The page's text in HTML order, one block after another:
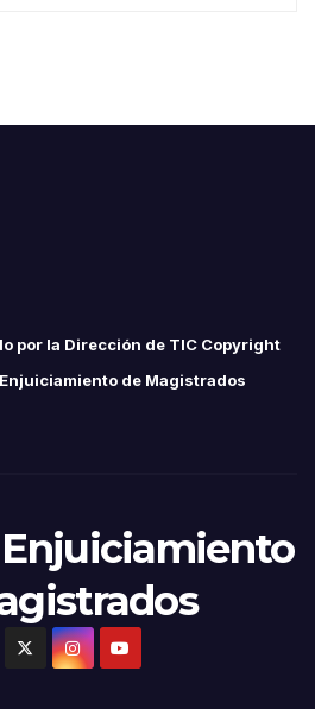
por la Dirección de TIC Copyright
de Magistrados